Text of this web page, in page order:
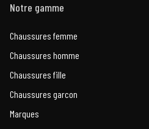
Notre gamme
Chaussures femme
Chaussures homme
Chaussures fille
Chaussures garcon
Marques